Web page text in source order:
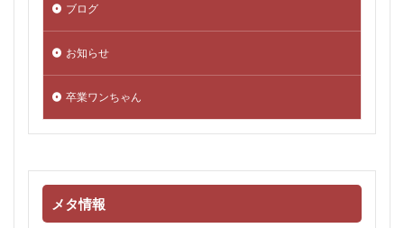
ブログ
お知らせ
卒業ワンちゃん
メタ情報